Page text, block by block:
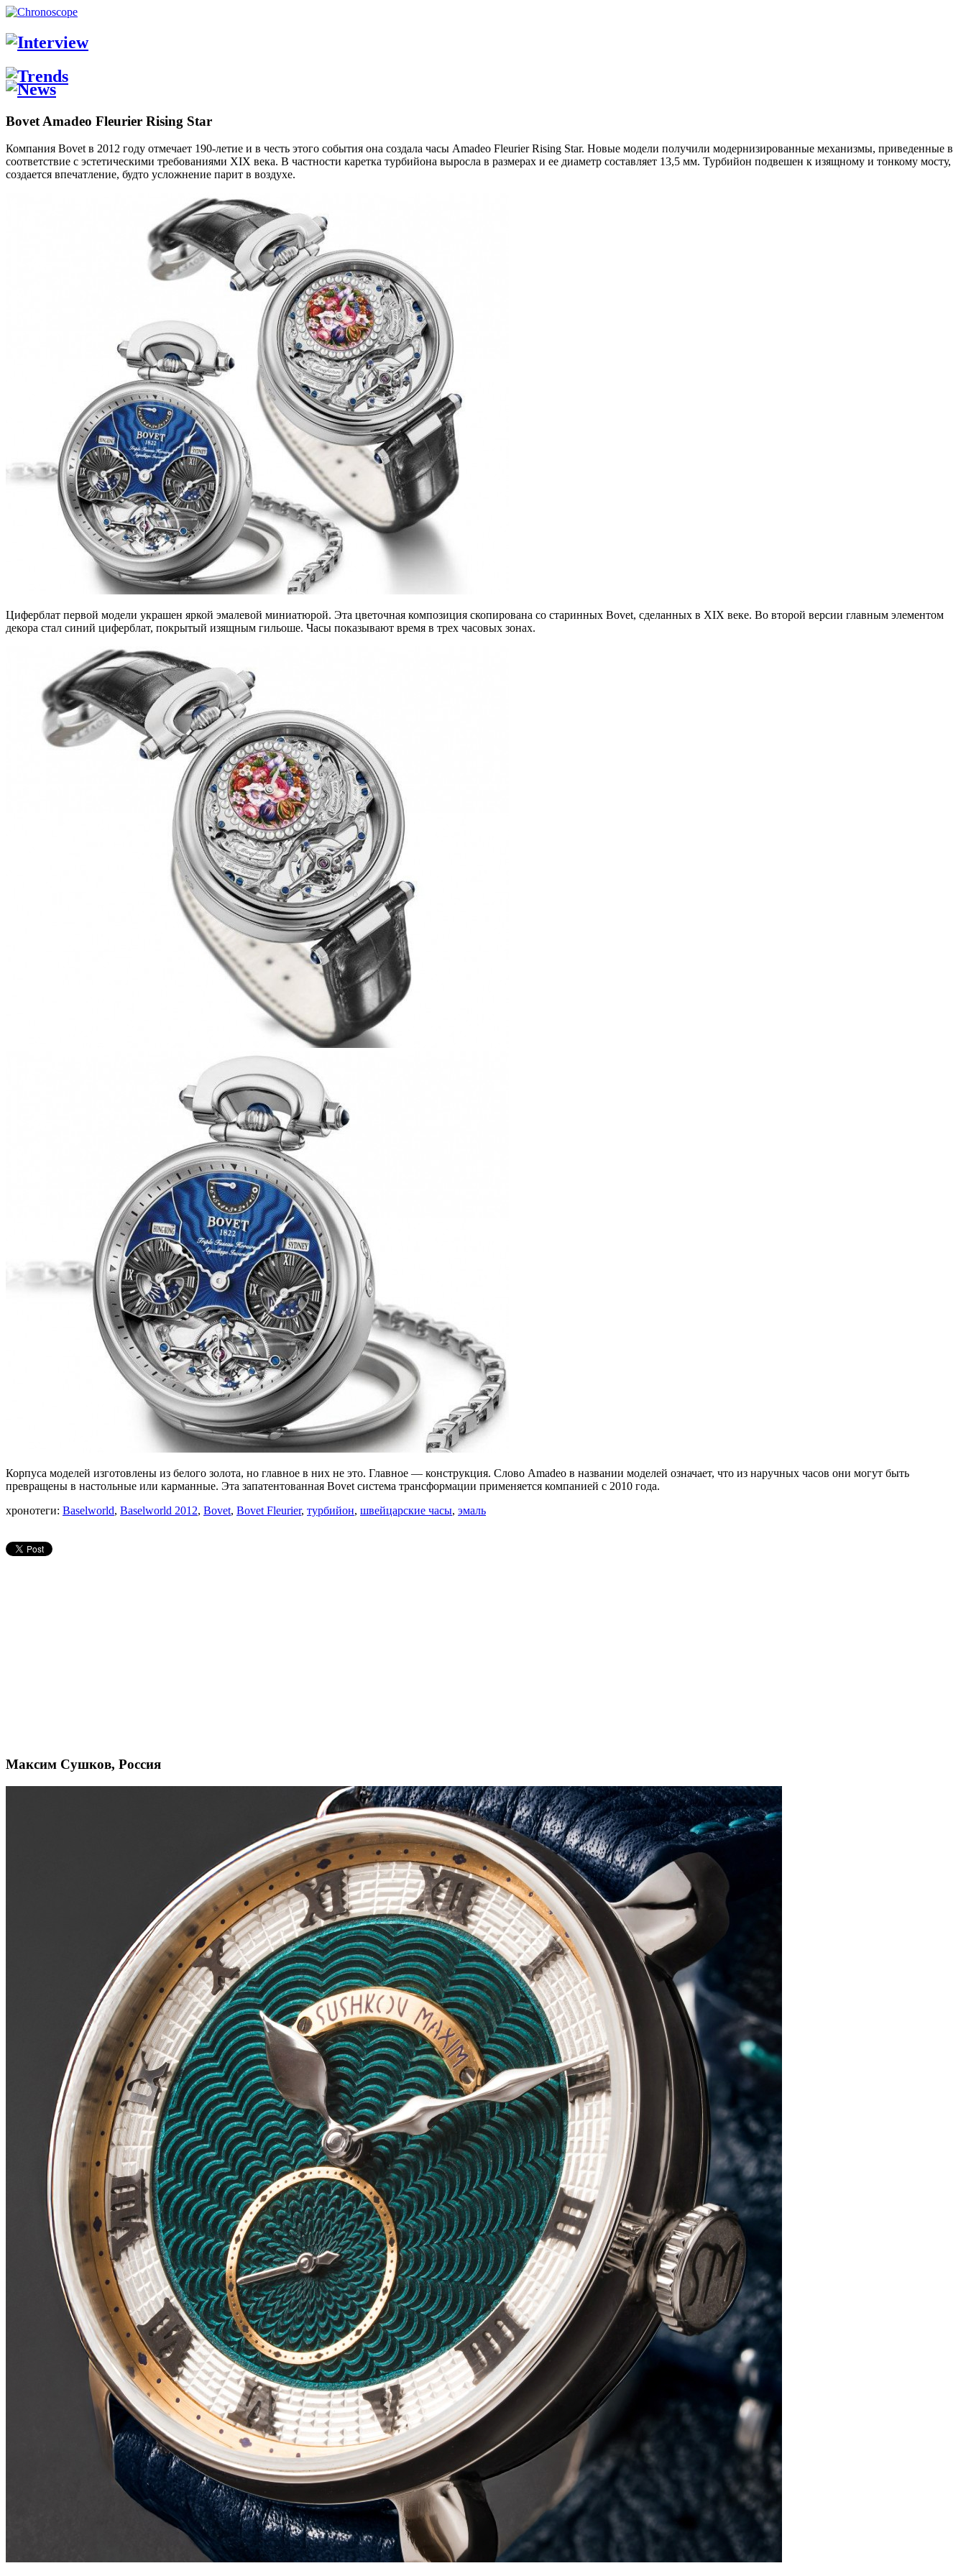
Bovet Amadeo Fleurier Rising Star
Компания Bovet в 2012 году отмечает 190-летие и в честь этого события она создала часы Amadeo Fleurier Rising Star. Новые модели получили модернизированные механизмы, приведенные в
соответствие с эстетическими требованиями XIX века. В частности каретка турбийона выросла в размерах и ее диаметр составляет 13,5 мм. Турбийон подвешен к изящному и тонкому мосту,
создается впечатление, будто усложнение парит в воздухе.
Циферблат первой модели украшен яркой эмалевой миниатюрой. Эта цветочная композиция скопирована со старинных Bovet, сделанных в XIX веке. Во второй версии главным элементом
декора стал синий циферблат, покрытый изящным гильоше. Часы показывают время в трех часовых зонах.
Корпуса моделей изготовлены из белого золота, но главное в них не это. Главное — конструкция. Слово Amadeo в названии моделей означает, что из наручных часов они могут быть
превращены в настольные или карманные. Эта запатентованная Bovet система трансформации применяется компанией с 2010 года.
хронотеги: Baselworld, Baselworld 2012, Bovet, Bovet Fleurier, турбийон, швейцарские часы, эмаль
Максим Сушков, Россия